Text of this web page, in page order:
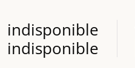
indisponible
indisponible